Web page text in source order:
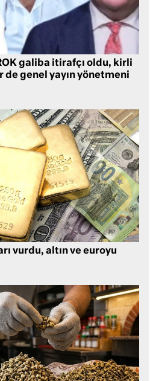
galiba itirafçı oldu, kirli
genel yayın yönetmeni
vurdu, altın ve euroyu